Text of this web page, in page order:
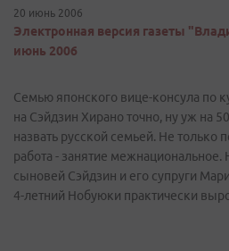
20 июнь 2006
Электронная версия газеты
июнь 2006
Семью японского вице-консула по
на Сэйдзин Хирано точно, ну уж на
назвать русской семьей. Не только
работа - занятие межнациональное.
сыновей Сэйдзин и его супруги
4-летний Нобуюки практически